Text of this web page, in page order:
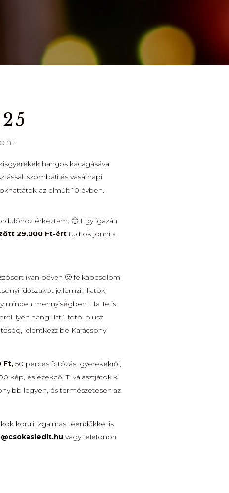
hangos kacagásával
szombati és vasárnapi
az elmúlt 10 évben.
érkeztem. 🙂 Egy igazán
29.000 Ft-érttudtok jönni a
(van bőven 🙂 felkapcsolom
időszakot jellemzi. Illatok,
minden mennyiségben. Ha Te is
ilyen hangulatú fotó, plusz
jelentkezz be Karácsonyi
Ft, 50 perces fotózás, gyerekekről,
kép, és ezekből Ti választjátok ki
legyen, és természetesen az
körüli izgalmas teendőkkel is
vagy telefonon: